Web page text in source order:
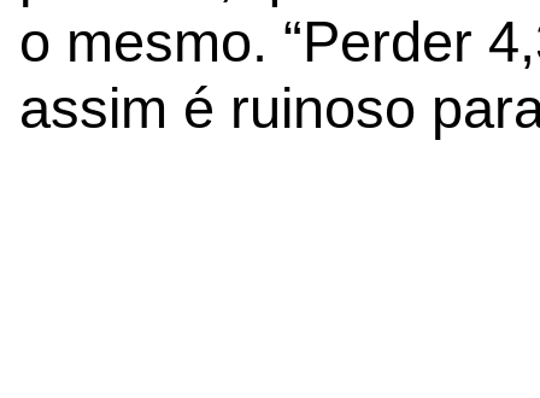
o mesmo. “Perder
assim é ruinoso